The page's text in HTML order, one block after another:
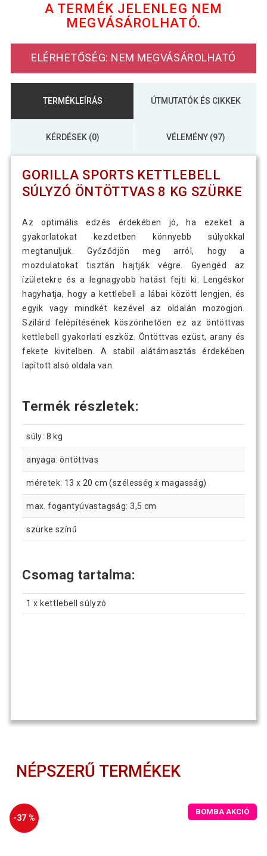
A TERMÉK JELENLEG NEM
MEGVÁSÁROLHATÓ.
ELÉRHETŐSÉG: NEM MEGVÁSÁROLHATÓ
TERMÉKLEÍRÁS ÚTMUTATÓK ÉS CIKKEK
KÉRDÉSEK (0) VÉLEMÉNY (97)
GORILLA SPORTS KETTLEBELL
SÚLYZÓ ÖNTÖTTVAS 8 KG SZÜRKE
Az optimális edzés érdekében jó, ha ezeket a
gyakorlatokat kezdetben könnyebb súlyokkal
megtanuljuk. Győződjön meg arról, hogy a
mozdulatokat tisztán hajtják végre. Gyengéd az
ízületekre és a legnagyobb hatást fejti ki. Lengéskor
hagyhatja, hogy a kettlebell a lábai között lengjen, és
egyik vagy mindkét kezével az oldalán mozogjon.
Szilárd felépítésének köszönhetően ez az öntöttvas
kettlebell gyakorlati eszköz. Öntöttvas ezüst, arany és
fekete kivitelben. A stabil alátámasztás érdekében
lapított alsó oldala van.
Termék részletek:
súly: 8 kg
anyaga: öntöttvas
méretek: 13 x 20 cm (szélesség x magasság)
max. fogantyúvastagság: 3,5 cm
szürke színű
Csomag tartalma:
1 x kettlebell súlyzó
NÉPSZERŰ TERMÉKEK
-37 %
BOMBA AKCIÓ